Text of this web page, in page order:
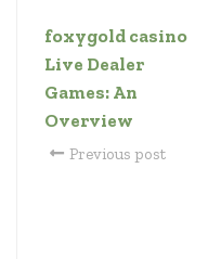
foxygold casino
Live Dealer
Games: An
Overview
Previous post